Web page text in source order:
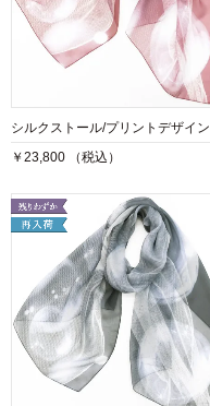
シルクストール/プリントデザイン
￥23,800 （税込）